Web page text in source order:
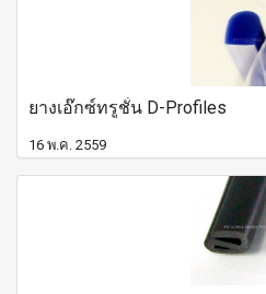
ยางเอ๊กซ์ทรูชั่น D-Profiles
16 พ.ค. 2559